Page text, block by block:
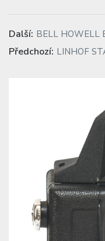
Navigace
pro
Další: Previous
post:
BELL HOWELL
Předchozí: Next
LINHOF